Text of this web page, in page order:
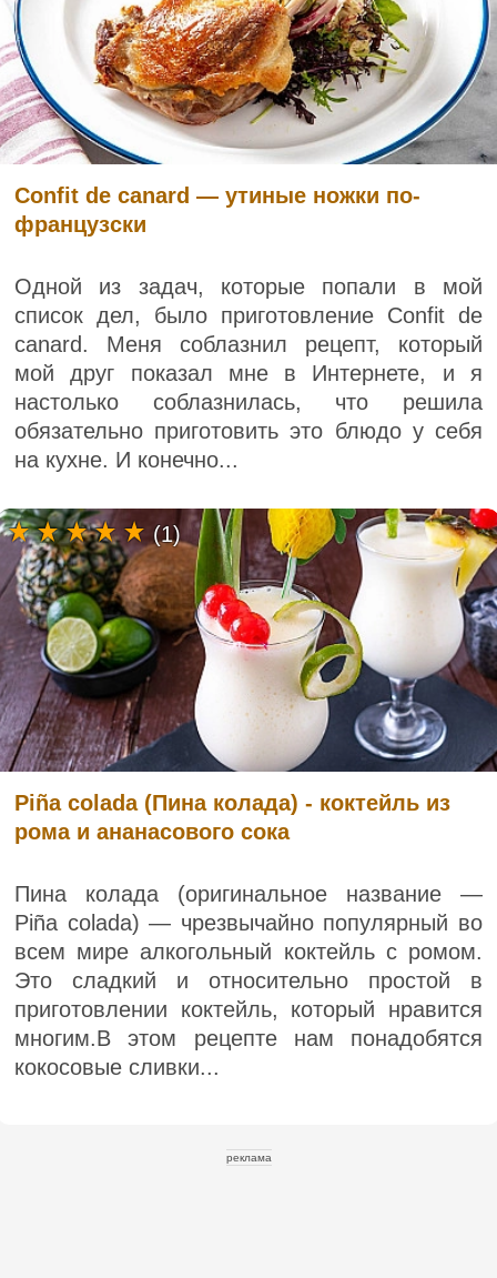
Confit de canard — утиные ножки по-
французски
Одной из задач, которые попали в мой
список дел, было приготовление Confit de
canard. Меня соблазнил рецепт, который
мой друг показал мне в Интернете, и я
настолько соблазнилась, что решила
обязательно приготовить это блюдо у себя
на кухне. И конечно...
Piña colada (Пина колада) - коктейль из
рома и ананасового сока
Пина колада (оригинальное название —
Piña colada) — чрезвычайно популярный во
всем мире алкогольный коктейль с ромом.
Это сладкий и относительно простой в
приготовлении коктейль, который нравится
многим.В этом рецепте нам понадобятся
кокосовые сливки...
(1)
реклама